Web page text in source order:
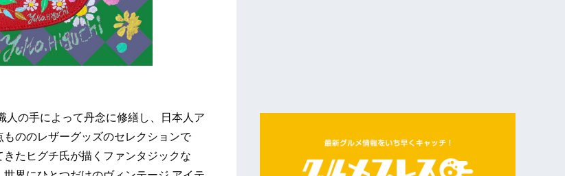
人の手によって丹念に修繕し、日本人ア
ののレザーグッズのセレクションで
たヒグチ氏が描くファンタジックな